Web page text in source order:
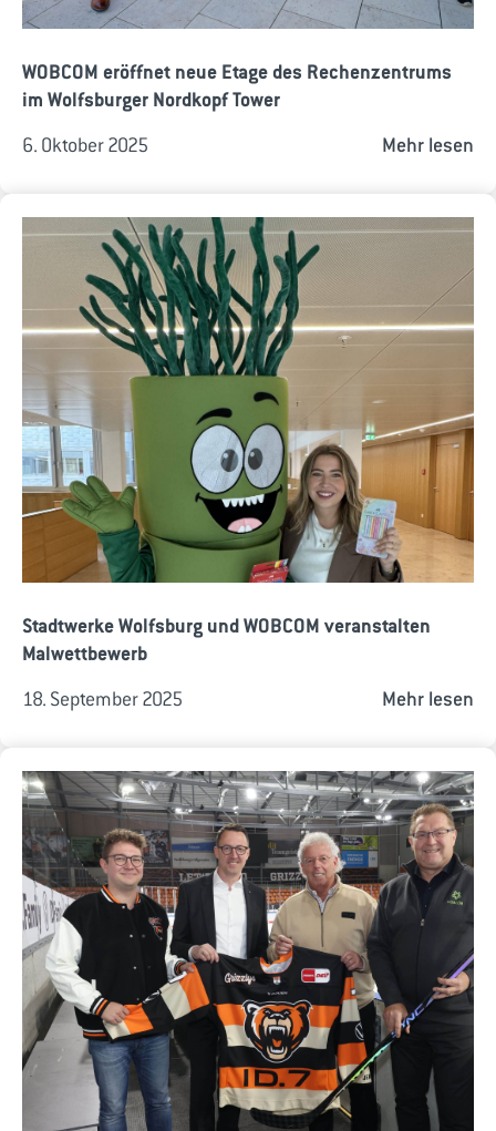
WOBCOM eröffnet neue Etage des Rechenzentrums
im Wolfsburger Nordkopf Tower
6. Oktober 2025 Mehr lesen
Stadtwerke Wolfsburg und WOBCOM veranstalten
Malwettbewerb
18. September 2025 Mehr lesen